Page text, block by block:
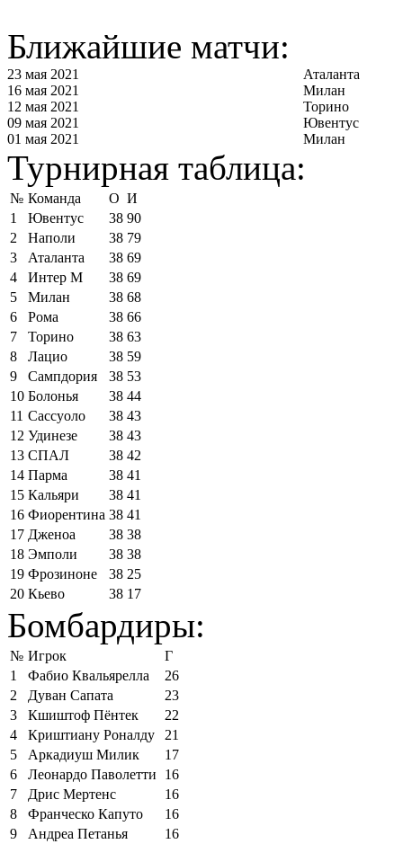
Ближайшие матчи:
23 мая 2021
Аталанта
16 мая 2021
Милан
12 мая 2021
Торино
09 мая 2021
Ювентус
01 мая 2021
Милан
Турнирная таблица:
№ Команда О И
1
Ювентус 38 90
2
Наполи 38 79
3
Аталанта 38 69
4
Интер М 38 69
5
Милан 38 68
6
Рома 38 66
7
Торино 38 63
8
Лацио 38 59
9
Сампдория 38 53
10 Болонья 38 44
11 Сассуоло 38 43
12 Удинезе 38 43
13 СПАЛ 38 42
14 Парма 38 41
15 Кальяри 38 41
16 Фиорентина 38 41
17 Дженоа 38 38
18 Эмполи 38 38
19 Фрозиноне 38 25
20 Кьево 38 17
Бомбардиры:
№ Игрок
Г
1
Фабио Квальярелла
26
2
Дуван Сапата
23
3
Кшиштоф Пёнтек
22
4
Криштиану Роналду
21
5
Аркадиуш Милик
17
6
Леонардо Паволетти
16
7
Дрис Мертенс
16
8
Франческо Капуто
16
9
Андреа Петанья
16